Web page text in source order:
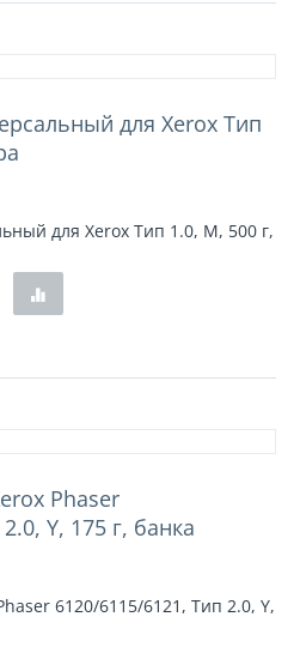
для Xerox Тип
для Xerox Тип 1.0, M, 500 г,
Phaser
Y, 175 г, банка
6120/6115/6121, Тип 2.0, Y,